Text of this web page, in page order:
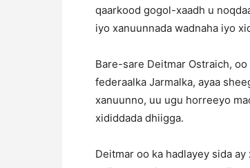
qaarkood gogol-xaadh u
iyo xanuunnada wadnaha iyo
Bare-sare Deitmar Ostraich,
federaalka Jarmalka, ayaa
xanuunno, uu ugu horreeyo
xididdada dhiigga.
Deitmar oo ka hadlayey sida